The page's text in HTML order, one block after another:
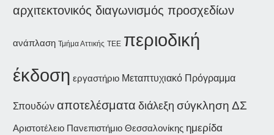
αρχιτεκτονικός διαγωνισμός προσχεδίων
ανάπλαση Τμήμα Αττικής ΤΕΕ περιοδική
έκδοση εργαστήριο Μεταπτυχιακό Πρόγραμμα
Σπουδών αποτελέσματα διάλεξη σύγκληση ΔΣ
Αριστοτέλειο Πανεπιστήμιο Θεσσαλονίκης ημερίδα